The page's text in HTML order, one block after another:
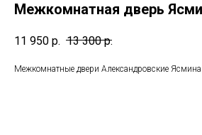
Межкомнатная дверь
11 950 р. 13 300 р.
Межкомнатные двери Александровские